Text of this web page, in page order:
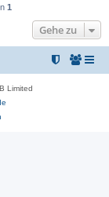
1
Gehe zu
Limited